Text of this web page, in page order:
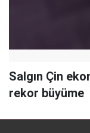
Salgın Çin
rekor büyüme